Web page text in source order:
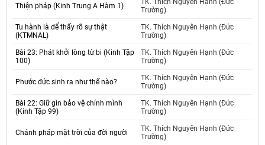
Thiện pháp (Kinh Trung A Hàm 1)
TK. Thích Nguyên Hạnh (Đức
Trường)
Tu hành là để thấy rõ sự thật
(KTMNAL)
TK. Thích Nguyên Hạnh (Đức
Trường)
Bài 23: Phát khởi lòng từ bi (Kinh Tập
100)
TK. Thích Nguyên Hạnh (Đức
Trường)
Phước đức sinh ra như thế nào?
TK. Thích Nguyên Hạnh (Đức
Trường)
Bài 22: Giữ gìn bảo vệ chính mình
(Kinh Tập 99)
TK. Thích Nguyên Hạnh (Đức
Trường)
Chánh pháp mặt trời của đời người
TK. Thích Nguyên Hạnh (Đức
Trường)